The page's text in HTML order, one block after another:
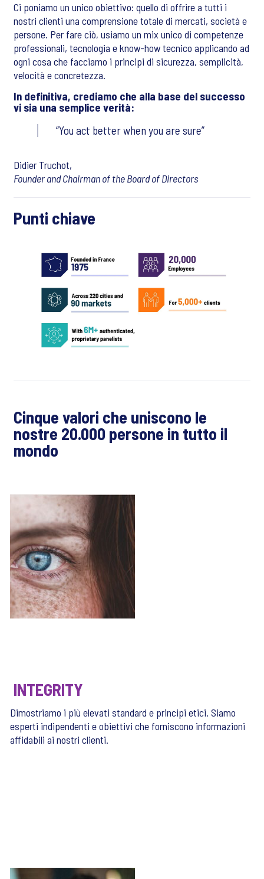
Ci poniamo un unico obiettivo: quello di offrire a tutti i
nostri clienti una comprensione totale di mercati, società e
persone. Per fare ciò, usiamo un mix unico di competenze
professionali, tecnologia e know-how tecnico applicando ad
ogni cosa che facciamo i principi di sicurezza, semplicità,
velocità e concretezza.
In definitiva, crediamo che alla base del successo
vi sia una semplice verità:
You act better when you are sure
Didier Truchot,
Founder and Chairman of the Board of Directors
Punti chiave
Cinque valori che uniscono le
nostre 20.000 persone in tutto il
mondo
INTEGRITY
Dimostriamo i più elevati standard e principi etici. Siamo
esperti indipendenti e obiettivi che forniscono informazioni
affidabili ai nostri clienti.